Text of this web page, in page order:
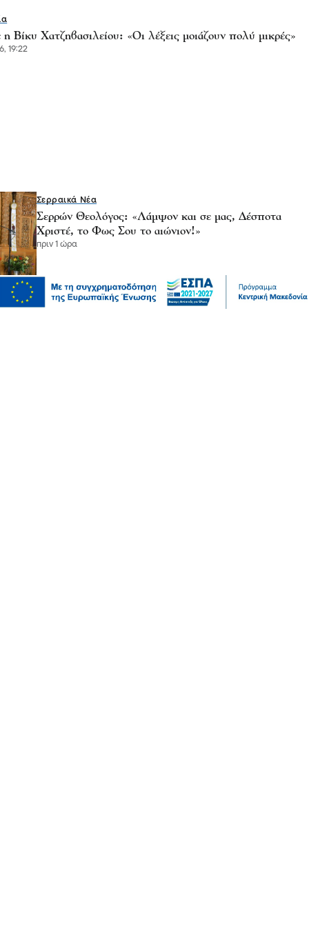
Βίκυ Χατζηβασιλείου: «Οι λέξεις μοιάζουν πολύ μικρές»
19:22
Σερραικά Νέα
Σερρών Θεολόγος: «Λάμψον και σε μας, Δέσποτα
Χριστέ, το Φως Σου το αιώνιον!»
πριν 1 ώρα
Σερραικά Νέα